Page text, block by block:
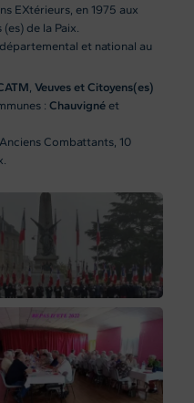
EXtérieurs, en 1975 aux
de la Paix.
et national au
, Veuves et Citoyens(es)
: Chauvigné et
Combattants, 10